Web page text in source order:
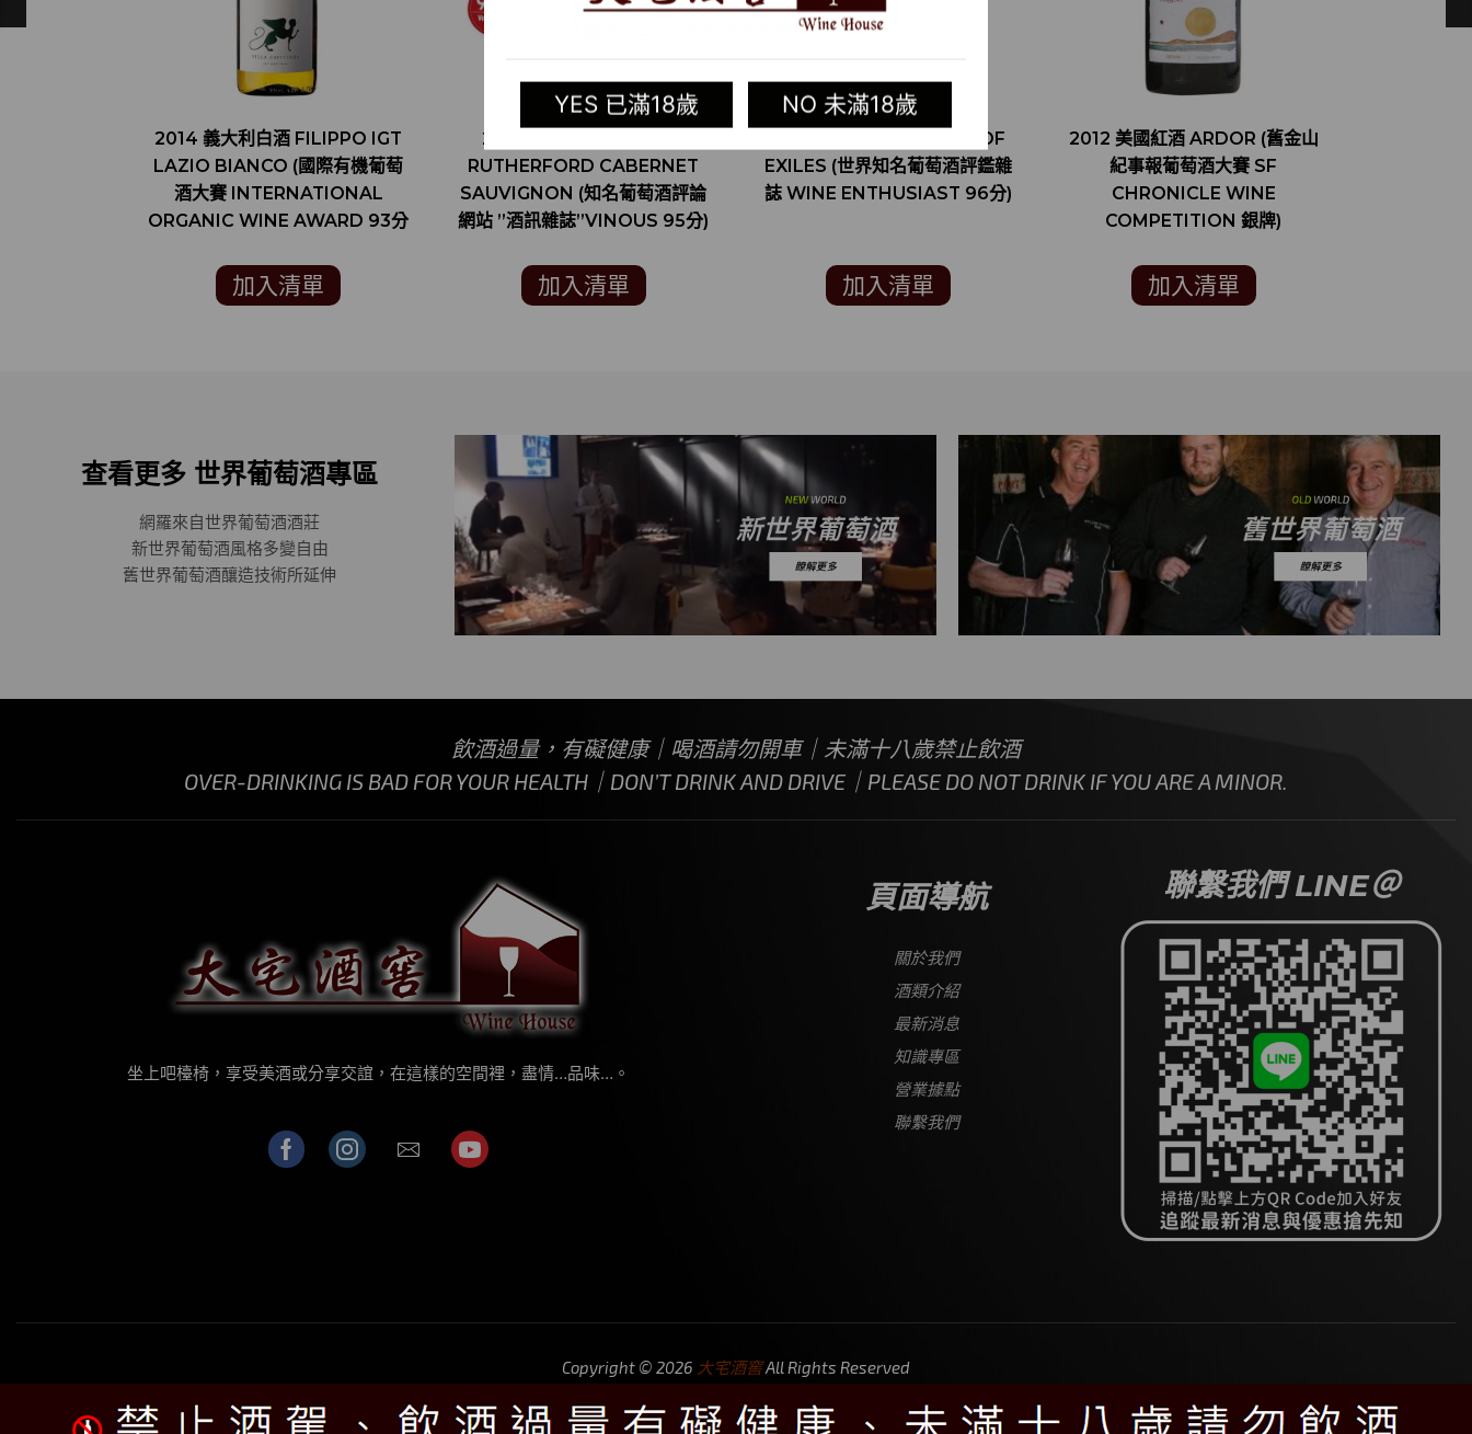
YES 已滿18歲 NO 未滿18歲
2014 義大利白酒 FILIPPO IGT
LAZIO BIANCO (國際有機葡萄
酒大賽 INTERNATIONAL
ORGANIC WINE AWARD 93分
加入清單
2016 美國紅酒 RESERVE
RUTHERFORD CABERNET
SAUVIGNON (知名葡萄酒評論
網站 ”酒訊雜誌”VINOUS 95分)
加入清單
2016 美國紅酒 MOTHER OF
EXILES (世界知名葡萄酒評鑑雜
誌 WINE ENTHUSIAST 96分)
加入清單
2012 美國紅酒 ARDOR (舊金山
紀事報葡萄酒大賽 SF
CHRONICLE WINE
COMPETITION 銀牌)
加入清單
查看更多 世界葡萄酒專區
網羅來自世界葡萄酒酒莊
新世界葡萄酒風格多變自由
舊世界葡萄酒釀造技術所延伸
飲酒過量，有礙健康｜喝酒請勿開車｜未滿十八歲禁止飲酒
OVER-DRINKING IS BAD FOR YOUR HEALTH｜DON’T DRINK AND DRIVE｜PLEASE DO NOT DRINK IF YOU ARE A MINOR.
坐上吧檯椅，享受美酒或分享交誼，在這樣的空間裡，盡情…品味…。
頁面導航
關於我們
酒類介紹
最新消息
知識專區
營業據點
聯繫我們
聯繫我們 LINE＠
Copyright © 2026 大宅酒窖All Rights Reserved